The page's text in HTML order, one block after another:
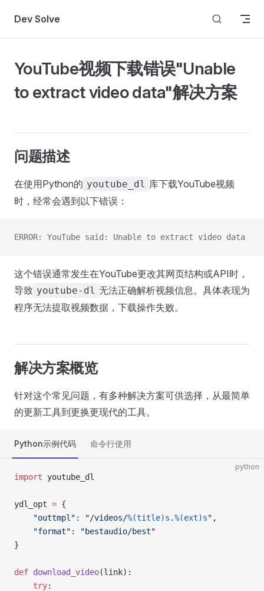
Skip to content
Dev Solve
YouTube视频下载错误"Unable
to extract video data"解决方案
问题描述
在使用Python的 youtube_dl 库下载YouTube视频
时，经常会遇到以下错误：
ERROR: YouTube said: Unable to extract video data
这个错误通常发生在YouTube更改其网页结构或API时，
导致 youtube-dl 无法正确解析视频信息。具体表现为
程序无法提取视频数据，下载操作失败。
解决方案概览
针对这个常见问题，有多种解决方案可供选择，从最简单
的更新工具到更换更现代的工具。
Python示例代码 命令行使用
python
import youtube_dl
ydl_opt = {
    "outtmpl"
: "/videos/%(title)s .%(ext)s" ,
    "format"
:
"bestaudio/best"
}
def download_video(link):
    try
: